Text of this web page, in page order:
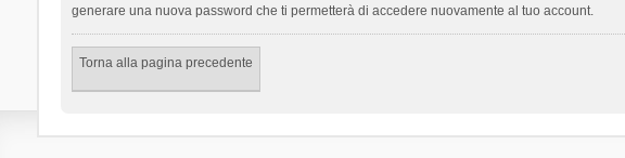
generare una nuova password che ti permetterà di accedere nuovamente al tuo account.
Torna alla pagina precedente